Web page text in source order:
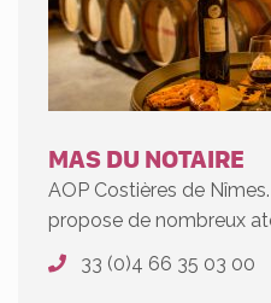
MAS DU NOTAIRE
AOP Costières de
propose de nombreux
33 (0)4 66 35 03 00